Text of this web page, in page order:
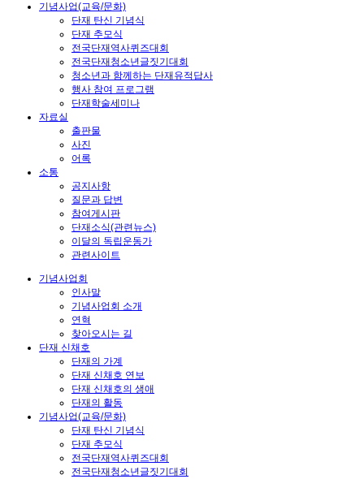
기념사업(교육/문화)
단재 탄신 기념식
단재 추모식
전국단재역사퀴즈대회
전국단재청소년글짓기대회
청소년과 함께하는 단재유적답사
행사 참여 프로그램
단재학술세미나
자료실
출판물
사진
어록
소통
공지사항
질문과 답변
참여게시판
단재소식(관련뉴스)
이달의 독립운동가
관련사이트
기념사업회
인사말
기념사업회 소개
연혁
찾아오시는 길
단재 신채호
단재의 가계
단재 신채호 연보
단재 신채호의 생애
단재의 활동
기념사업(교육/문화)
단재 탄신 기념식
단재 추모식
전국단재역사퀴즈대회
전국단재청소년글짓기대회